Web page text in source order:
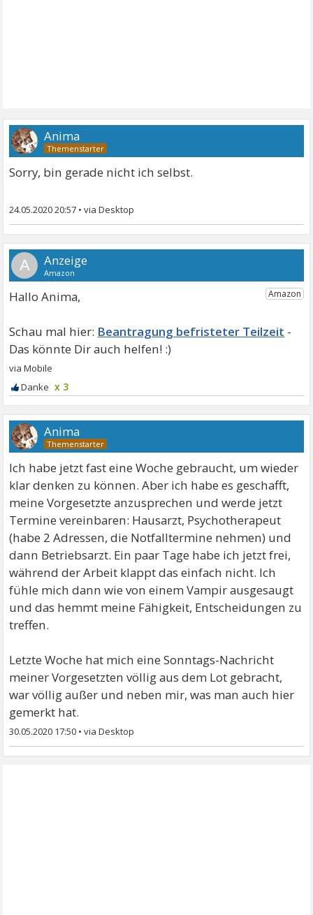
Anima
Sorry, bin gerade nicht ich selbst.
24.05.2020 20:57 •
A
Hallo Anima,
Beantragung befristeter Teilzeit
x 3
Anima
Ich habe jetzt fast eine Woche gebraucht, um wieder
klar denken zu können. Aber ich habe es geschafft,
meine Vorgesetzte anzusprechen und werde jetzt
Termine vereinbaren: Hausarzt, Psychotherapeut
(habe 2 Adressen, die Notfalltermine nehmen) und
dann Betriebsarzt. Ein paar Tage habe ich jetzt frei,
während der Arbeit klappt das einfach nicht. Ich
fühle mich dann wie von einem Vampir ausgesaugt
und das hemmt meine Fähigkeit, Entscheidungen zu
treffen.
Letzte Woche hat mich eine Sonntags-Nachricht
meiner Vorgesetzten völlig aus dem Lot gebracht,
war völlig außer und neben mir, was man auch hier
gemerkt hat.
30.05.2020 17:50 •